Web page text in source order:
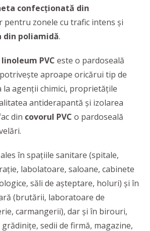
confecționată din
pentru zonele cu trafic intens și
din poliamidă.
PVC este o pardoseală
aproape oricărui tip de
la agenții chimici, proprietățile
antiderapantă și izolarea
din covorul PVC o pardoseală
în spațiile sanitare (spitale,
labolatoare, saloane, cabinete
săli de așteptare, holuri) și în
(brutării, laboratoare de
carmangerii), dar și în birouri,
sedii de firmă, magazine,